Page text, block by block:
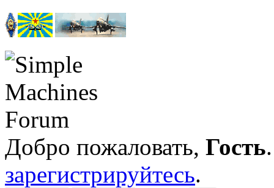
Добро пожаловать, Гость
зарегистрируйтесь.